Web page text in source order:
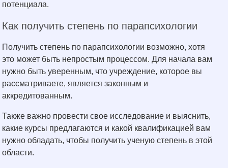
потенциала.
Как получить степень по парапсихологии
Получить степень по парапсихологии возможно, хотя
это может быть непростым процессом. Для начала вам
нужно быть уверенным, что учреждение, которое вы
рассматриваете, является законным и
аккредитованным.
Также важно провести свое исследование и выяснить,
какие курсы предлагаются и какой квалификацией вам
нужно обладать, чтобы получить ученую степень в этой
области.